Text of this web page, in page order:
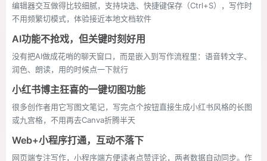
编辑器交互做得比较细腻，支持块选、快捷键保存（Ctrl+S），写作时
不用频繁切模式，体验接近本地文档软件
AI功能不抢戏，但关键时刻好用
没有把AI做成花哨的聊天窗口，而是嵌入到写作流程里：语音转文字、
润色、朗读，用的时候点一下就行
小红书博主狂喜的一键切图功能
很多创作者用它写图文笔记，写完点个按钮直接生成小红书风格的长图
或九宫格，不用再去Canva折腾半天
Web+小程序打通，互动不落下
网页端专注写作，小程序端方便读者点赞评论，两者数据自动同步。作